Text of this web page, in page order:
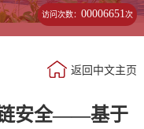
访问次数：00006651次
返回中文主页
链安全——基于